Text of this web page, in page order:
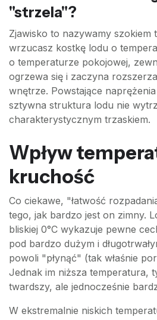
"strzela"?
Zjawisko to nazywamy szokiem
wrzucasz kostkę lodu o
o temperaturze pokojowej,
ogrzewa się i zaczyna
wnętrze. Powstające
sztywna struktura lodu nie
charakterystycznym trzaskiem.
Wpływ
kruchość
Co ciekawe, "łatwość
tego, jak bardzo jest on zimny.
bliskiej 0°C wykazuje pewne
pod bardzo dużym i
powoli "płynąć" (tak właśnie
Jednak im niższa temperatura,
twardszy, ale jednocześnie
W ekstremalnie niskich